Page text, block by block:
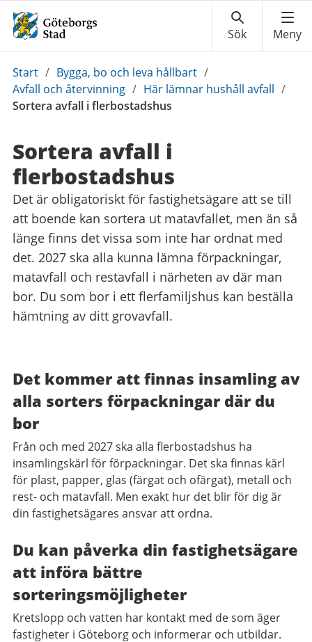
Du
är
här:
Start / Bygga, bo och leva hållbart /
Avfall och återvinning / Här lämnar hushåll avfall /
Sortera avfall i flerbostadshus
Sortera avfall i
flerbostadshus
Det är obligatoriskt för fastighetsägare att se till
att boende kan sortera ut matavfallet, men än så
länge finns det vissa som inte har ordnat med
det. 2027 ska alla kunna lämna förpackningar,
matavfall och restavfall i närheten av där man
bor. Du som bor i ett flerfamiljshus kan beställa
hämtning av ditt grovavfall.
Det kommer att finnas insamling av
alla sorters förpackningar där du
bor
Från och med 2027 ska alla flerbostadshus ha
insamlingskärl för förpackningar. Det ska finnas kärl
för plast, papper, glas (färgat och ofärgat), metall och
rest- och matavfall. Men exakt hur det blir för dig är
din fastighetsägares ansvar att ordna.
Du kan påverka din fastighetsägare
att införa bättre
sorteringsmöjligheter
Kretslopp och vatten har kontakt med de som äger
fastigheter i Göteborg och informerar och utbildar.